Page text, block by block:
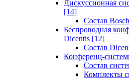
Дискуссионная
[14]
Состав
Беспроводная
Dicentis [12]
Состав
Конференц-
Состав
Комплекты